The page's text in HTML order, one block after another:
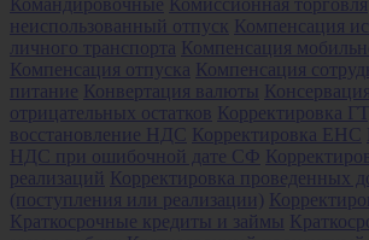
Командировочные Комиссионная торговля
неиспользованный отпуск Компенсация
личного транспорта Компенсация
Компенсация отпуска Компенсация
питание Конвертация валюты
отрицательных остатков Корректировка
восстановление НДС
Корректировка ЕНС
НДС при ошибочной дате СФ
реализаций Корректировка проведенных
(поступления или реализации)
Краткосрочные кредиты и займы